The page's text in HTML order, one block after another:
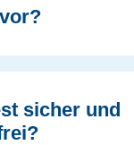
sicher und